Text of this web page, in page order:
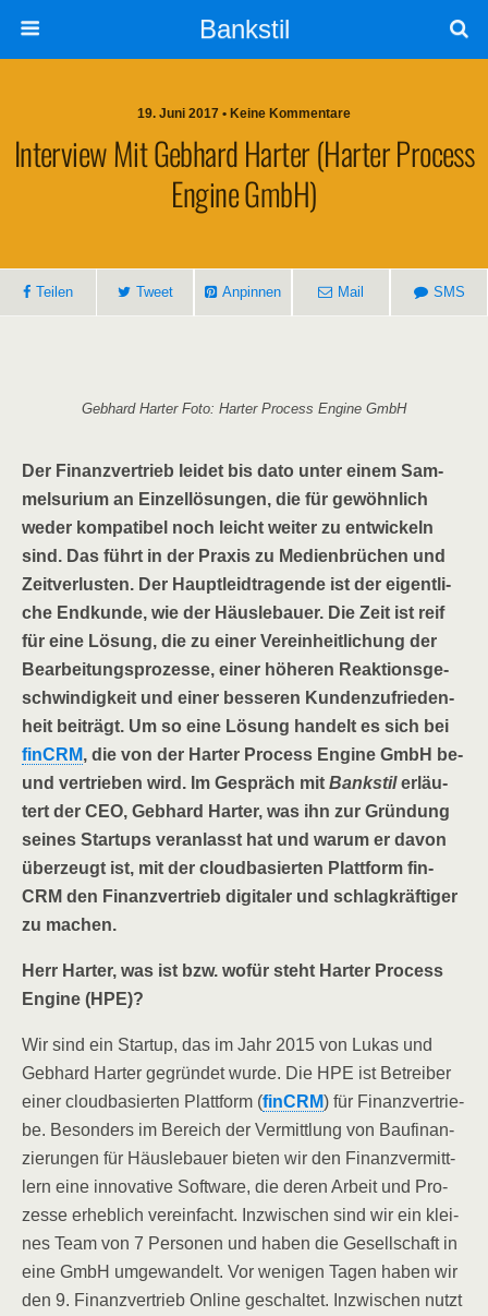
Bankstil
19. Juni 2017 • Keine Kommentare
Inter­view Mit Geb­hard Har­ter (Har­ter Pro­cess
Engi­ne GmbH)
Tei­len Tweet Anpin­nen Mail SMS
Geb­hard Har­ter Foto: Har­ter Pro­cess Engi­ne GmbH
Der Finanz­ver­trieb lei­det bis dato unter einem Sam­
mel­su­ri­um an Ein­zel­lö­sun­gen, die für gewöhn­lich
weder kom­pa­ti­bel noch leicht wei­ter zu ent­wi­ckeln
sind. Das führt in der Pra­xis zu Medi­en­brü­chen und
Zeit­ver­lus­ten. Der Haupt­leid­tra­gen­de ist der eigent­li­
che End­kun­de, wie der Häus­le­bau­er. Die Zeit ist reif
für eine Lösung, die zu einer Ver­ein­heit­li­chung der
Bear­bei­tungs­pro­zes­se, einer höhe­ren Reak­ti­ons­ge­
schwin­dig­keit und einer bes­se­ren Kun­den­zu­frie­den­
heit bei­trägt. Um so eine Lösung han­delt es sich bei
fin­CRM, die von der Har­ter Pro­cess Engi­ne GmbH be-
und ver­trie­ben wird. Im Gespräch mit Bank­stilerläu­
tert der CEO, Geb­hard Har­ter, was ihn zur Grün­dung
sei­nes Start­ups ver­an­lasst hat und war­um er davon
über­zeugt ist, mit der cloud­ba­sier­ten Platt­form fin­
CRM den Finanz­ver­trieb digi­ta­ler und schlag­kräf­ti­ger
zu machen.
Herr Har­ter, was ist bzw. wofür steht Har­ter Pro­cess
Engi­ne (HPE)?
Wir sind ein Start­up, das im Jahr 2015 von Lukas und
Geb­hard Har­ter gegrün­det wur­de. Die HPE ist Betrei­ber
einer cloud­ba­sier­ten Platt­form (fin­CRM) für Finanz­ver­trie­
be. Beson­ders im Bereich der Ver­mitt­lung von Bau­fi­nan­
zie­run­gen für Häus­le­bau­er bie­ten wir den Finanz­ver­mitt­
lern eine inno­va­ti­ve Soft­ware, die deren Arbeit und Pro­
zes­se erheb­lich ver­ein­facht. Inzwi­schen sind wir ein klei­
nes Team von 7 Per­so­nen und haben die Gesell­schaft in
eine GmbH umge­wan­delt. Vor weni­gen Tagen haben wir
den 9. Finanz­ver­trieb Online geschal­tet. Inzwi­schen nutzt